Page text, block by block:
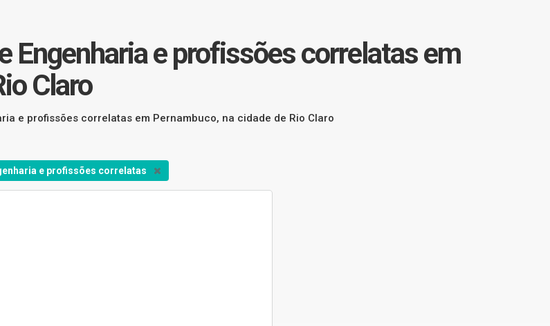
Engenharia e profissões correlatas em
Claro
e profissões correlatas em Pernambuco, na cidade de Rio Claro
e profissões correlatas